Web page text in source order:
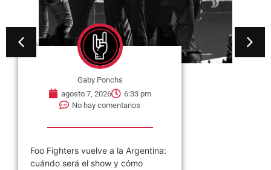
Gaby Ponchs
agosto 7, 2026
6:33 pm
No hay comentarios
Foo Fighters vuelve a la Argentina:
cuándo será el show y cómo